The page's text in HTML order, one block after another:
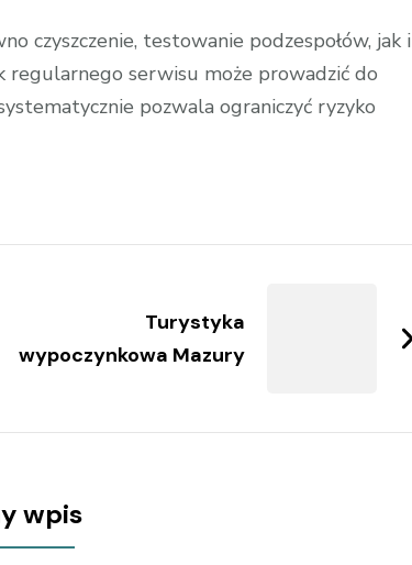
czyszczenie, testowanie podzespołów, jak i
serwisu może prowadzić do
pozwala ograniczyć ryzyko
Turystyka
wypoczynkowa Mazury
wpis